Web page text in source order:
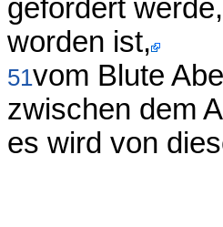
gefordert
worden ist,
51vom Blute
zwischen dem
es wird von